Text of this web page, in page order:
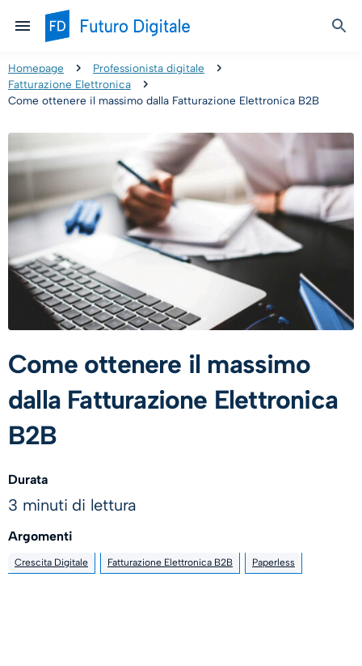
Homepage
Professionista digitale
Fatturazione Elettronica
Come ottenere il massimo dalla Fatturazione Elettronica B2B
Come ottenere il massimo
dalla Fatturazione Elettronica
B2B
Durata
3 minuti di lettura
Argomenti
Crescita Digitale Fatturazione Elettronica B2B Paperless